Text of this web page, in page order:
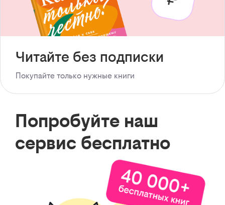
Читайте без подписки
Покупайте только нужные книги
Попробуйте наш
сервис бесплатно